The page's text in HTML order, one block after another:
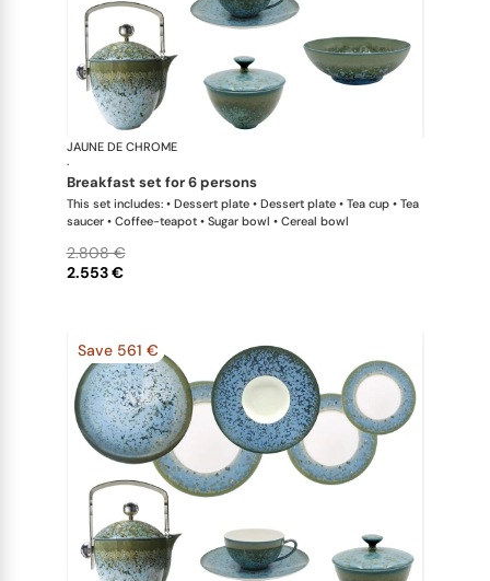
JAUNE DE CHROME
·
breakfast set for 6 persons
This set includes: • Dessert plate • Dessert plate • Tea cup • Tea
saucer • Coffee-teapot • Sugar bowl • Cereal bowl
2.553 €
2.808 €
Save 561 €